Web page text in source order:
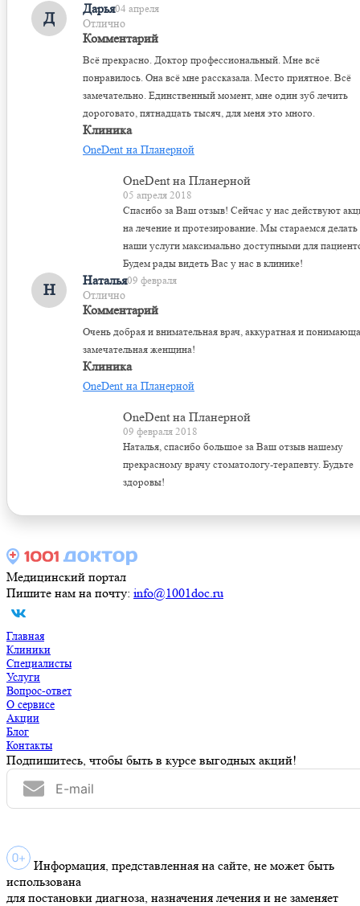
Д
Дарья04 апреля
Отлично
Комментарий
Всё прекрасно. Доктор профессиональный. Мне всё
понравилось. Она всё мне рассказала. Место приятное. Всё
замечательно. Единственный момент, мне один зуб лечить
дороговато, пятнадцать тысяч, для меня это много.
Клиника
OneDent на Планерной
OneDent на Планерной
05 апреля 2018
Спасибо за Ваш отзыв! Сейчас у нас действуют
на лечение и протезирование. Мы стараемся делать
наши услуги максимально доступными для
Будем рады видеть Вас у нас в клинике!
Н
Наталья09 февраля
Отлично
Комментарий
Очень добрая и внимательная врач, аккуратная и
замечательная женщина!
Клиника
OneDent на Планерной
OneDent на Планерной
09 февраля 2018
Наталья, спасибо большое за Ваш отзыв нашему
прекрасному врачу стоматологу-терапевту. Будьте
здоровы!
Медицинский портал
Пишите нам на почту: info@1001doc.ru
Главная
Клиники
Специалисты
Услуги
Вопрос-ответ
О сервисе
Акции
Блог
Контакты
Подпишитесь, чтобы быть в курсе выгодных акций!
Информация, представленная на сайте, не может быть
использована
для постановки диагноза, назначения лечения и не заменяет